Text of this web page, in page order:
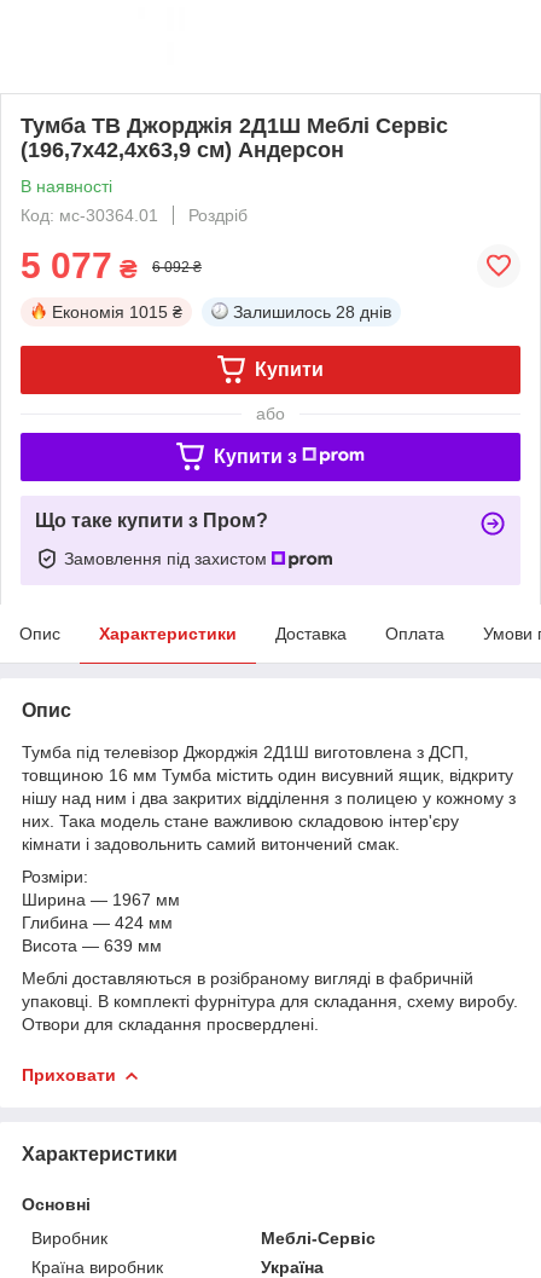
Тумба ТВ Джорджія 2Д1Ш Меблі Сервіс
(196,7х42,4х63,9 см) Андерсон
В наявності
Код: мс-30364.01
Роздріб
5 077 ₴ 6 092 ₴
Економія 1015 ₴ Залишилось 28 днів
Купити
або
Купити з
Що таке купити з Пром?
Замовлення під захистом
Опис Характеристики Доставка Оплата Умови
Опис
Тумба під телевізор Джорджія 2Д1Ш виготовлена з ДСП,
товщиною 16 мм Тумба містить один висувний ящик, відкриту
нішу над ним і два закритих відділення з полицею у кожному з
них. Така модель стане важливою складовою інтер'єру
кімнати і задовольнить самий витончений смак.
Розміри:
Ширина ― 1967 мм
Глибина ― 424 мм
Висота ― 639 мм
Меблі доставляються в розібраному вигляді в фабричній
упаковці. В комплекті фурнітура для складання, схему виробу.
Отвори для складання просвердлені.
Приховати
Характеристики
Основні
Виробник
Меблі-Сервіс
Країна виробник
Україна